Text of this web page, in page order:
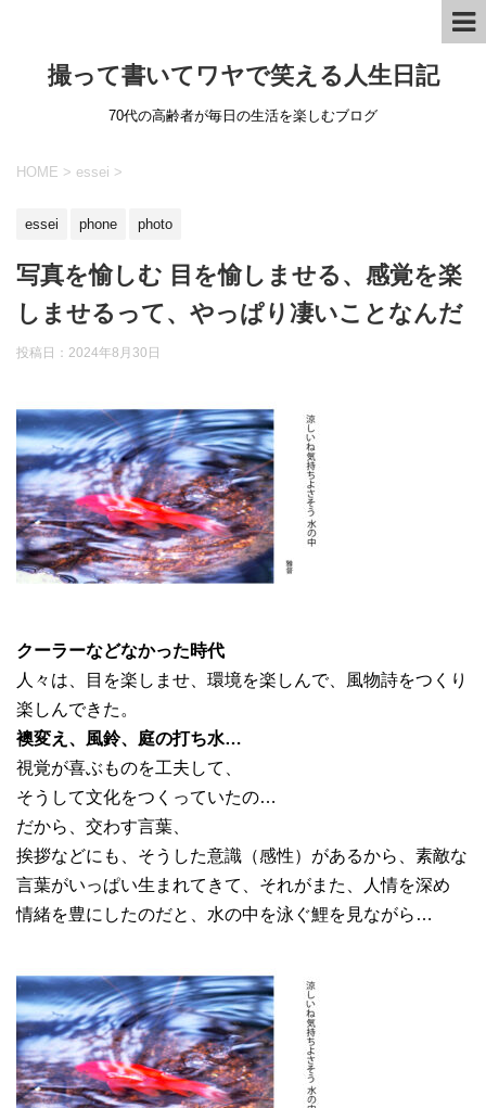
撮って書いてワヤで笑える人生日記
70代の高齢者が毎日の生活を楽しむブログ
HOME > essei >
essei phone photo
写真を愉しむ 目を愉しませる、感覚を楽
しませるって、やっぱり凄いことなんだ
投稿日： 2024年8月30日
クーラーなどなかった時代
人々は、目を楽しませ、環境を楽しんで、風物詩をつくり
楽しんできた。
襖変え、風鈴、庭の打ち水…
視覚が喜ぶものを工夫して、
そうして文化をつくっていたの…
だから、交わす言葉、
挨拶などにも、そうした意識（感性）があるから、素敵な
言葉がいっぱい生まれてきて、それがまた、人情を深め
情緒を豊にしたのだと、水の中を泳ぐ鯉を見ながら…